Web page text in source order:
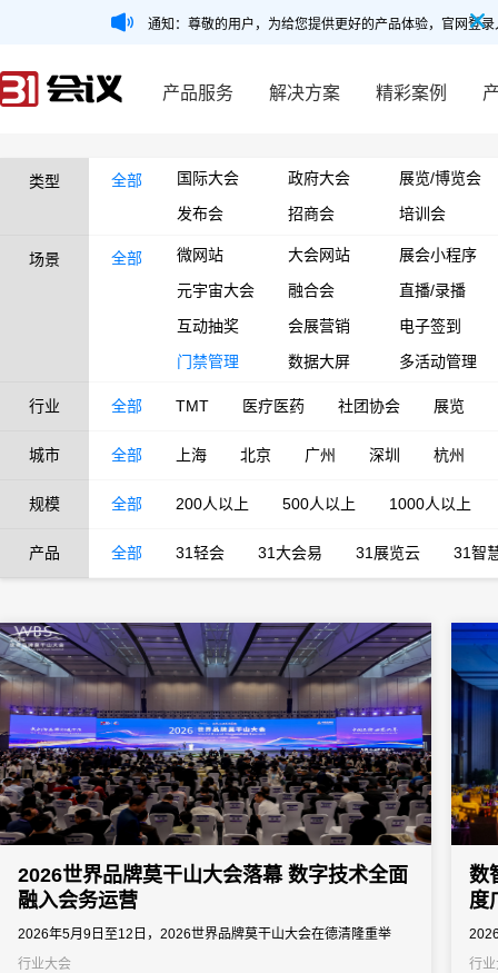
通知：尊敬的用户，为给您提供更好的产品体验，官网登
产品服务 解决方案 精彩案例
类型 全部 国际大会 政府大会
展览/博览会
发布会
招商会 培训会
场景 全部 微网站 大会网站
展会小程序
元宇宙大会
融合会
直播/录播
互动抽奖
会展营销
电子签到
门禁管理
数据大屏 多活动管理
行业 全部 TMT 医疗医药 社团协会 展览
城市 全部 上海 北京 广州 深圳 杭州
规模 全部 200人以上 500人以上 1000人以上
产品 全部 31轻会 31大会易 31展览云 31智
2026世界品牌莫干山大会落幕 数字技术全面
融入会务运营
2026年5月9日至12日，2026世界品牌莫干山大会在德清隆重举
行。
行业大会
数
度
年
行